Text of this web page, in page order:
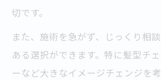
切です。
また、施術を急がず、じっくり相
ある選択ができます。特に髪型チ
ーなど大きなイメージチェンジを